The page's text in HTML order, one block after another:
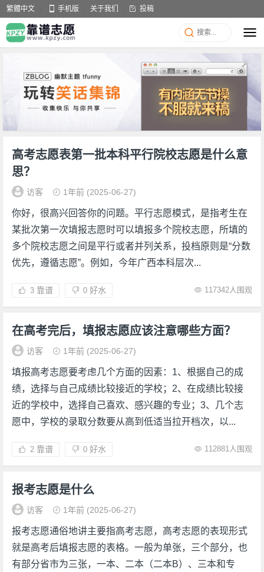
繁體中文 手机版 关于我们 投稿
高考志愿表第一批本科平行院校志愿是什么意
思？
访客 1年前 (2025-06-27)
你好，很高兴回答你的问题。平行志愿模式，是指考生在
某批次第一次填报志愿时可以填报多个院校志愿，所填的
多个院校志愿之间是平行或者并列关系，投档原则是“分数
优先，遵循志愿”。例如，今年广西本科层次...
3 靠谱 0 好水 117342人围观
在高考完后，填报志愿应该注意哪些方面？
访客 1年前 (2025-06-27)
填报高考志愿要考虑几个方面的因素：1、根据自己的成
绩，选择与自己成绩比较接近的学校；2、在成绩比较接
近的学校中，选择自己喜欢、感兴趣的专业；3、几个志
愿中，学校的录取分数要从高到低适当拉开档次，以...
2 靠谱 0 好水 112881人围观
报考志愿是什么
访客 1年前 (2025-06-27)
报考志愿通俗地讲主要指高考志愿，高考志愿的表现形式
就是高考后填报志愿的表格。一般为单张，三个部分，也
有部分省市为三张，一本、二本（二本B）、三本和专